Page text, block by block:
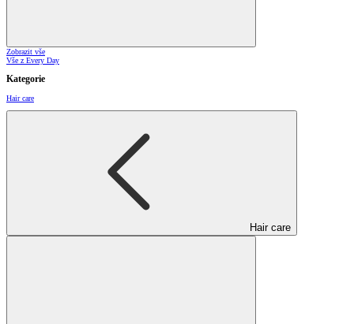
Zobrazit vše
Vše z Every Day
Kategorie
Hair care
Hair care